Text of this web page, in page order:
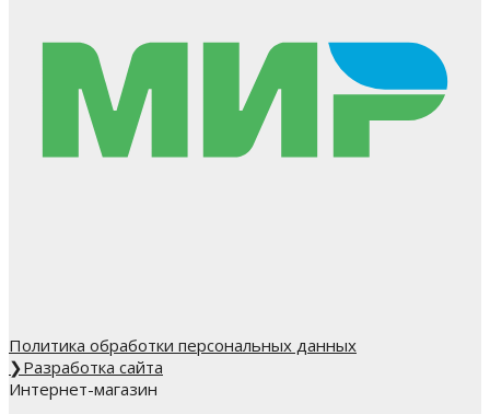
Политика обработки персональных данных
❯Разработка сайта
Интернет-магазин